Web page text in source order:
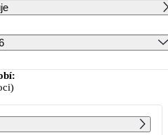
Říjen 2026
ČT PÁ SO NE